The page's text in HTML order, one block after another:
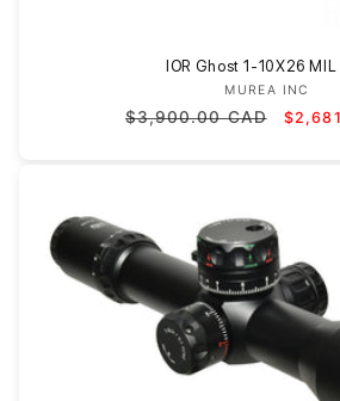
IOR Ghost 1-10X26 MIL
MUREA INC
Prix
$3,900.00 CAD
Prix